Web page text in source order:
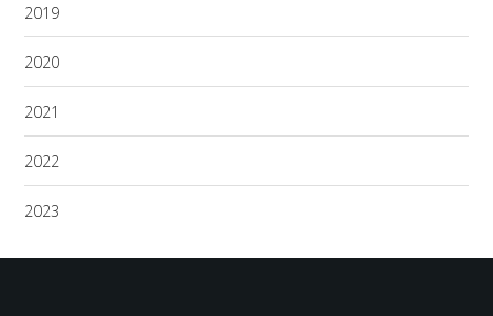
2019
2020
2021
2022
2023